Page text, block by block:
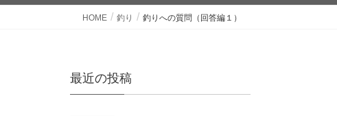
HOME 釣り 釣りへの質問（回答編１）
最近の投稿